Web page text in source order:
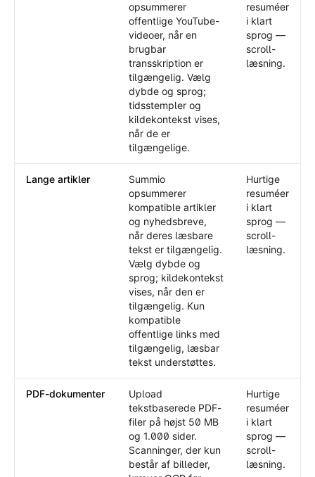
opsummerer
offentlige YouTube-
videoer, når en
brugbar
transskription er
tilgængelig. Vælg
dybde og sprog;
tidsstempler og
kildekontekst vises,
når de er
tilgængelige.
resuméer
i klart
sprog —
scroll-
læsning.
Lange artikler
Summio
opsummerer
kompatible artikler
og nyhedsbreve,
når deres læsbare
tekst er tilgængelig.
Vælg dybde og
sprog; kildekontekst
vises, når den er
tilgængelig. Kun
kompatible
offentlige links med
tilgængelig, læsbar
tekst understøttes.
Hurtige
resuméer
i klart
sprog —
scroll-
læsning.
PDF-dokumenter
Upload
tekstbaserede PDF-
filer på højst 50 MB
og 1.000 sider.
Scanninger, der kun
består af billeder,
Hurtige
resuméer
i klart
sprog —
scroll-
læsning.